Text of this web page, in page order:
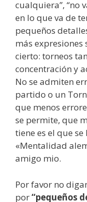
cualquiera”, “no
en lo que va de
pequeños
más expresiones
cierto: torneos
concentración y
No se admiten
partido o un
que menos
se permite, que
tiene es el que
«Mentalidad
amigo mio.
Por favor no
por“pequeños